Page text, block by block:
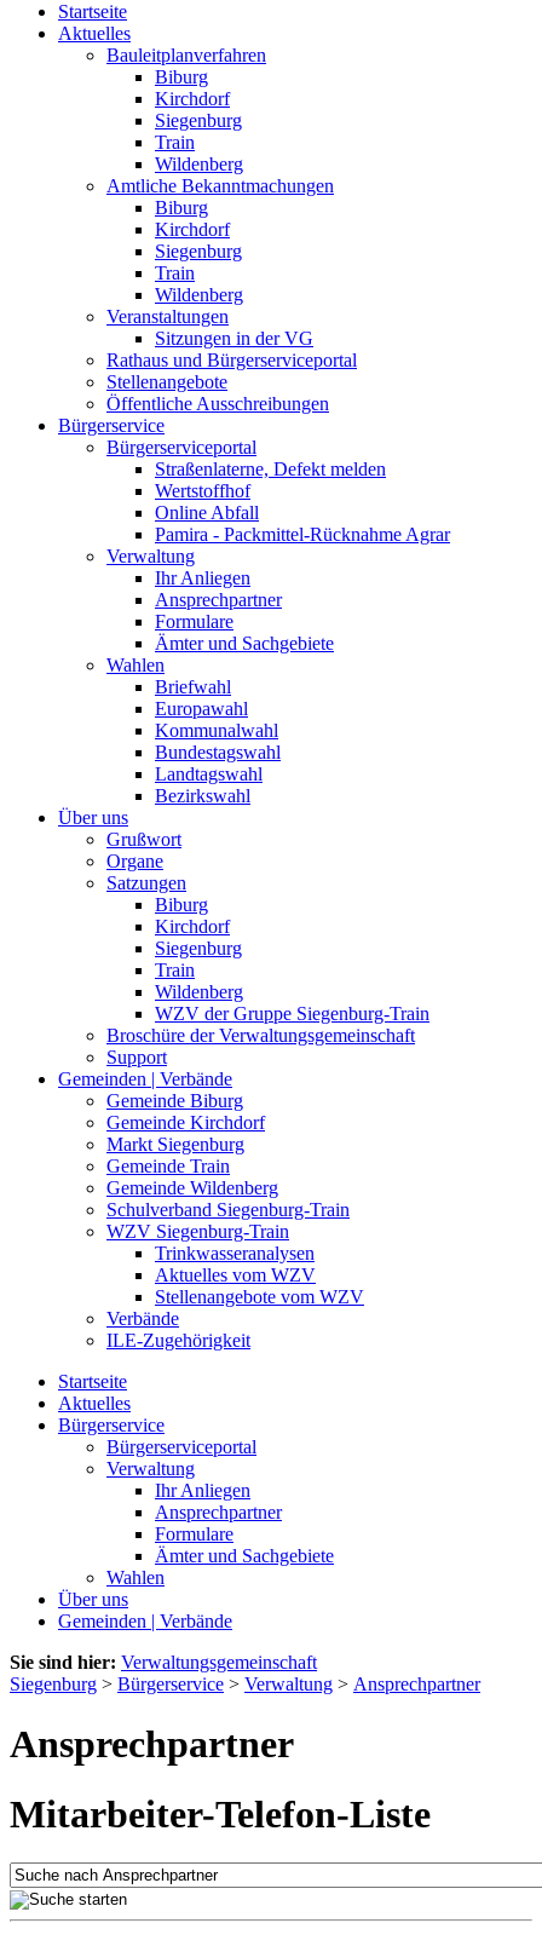
Startseite
Aktuelles
Bauleitplanverfahren
Biburg
Kirchdorf
Siegenburg
Train
Wildenberg
Amtliche Bekanntmachungen
Biburg
Kirchdorf
Siegenburg
Train
Wildenberg
Veranstaltungen
Sitzungen in der VG
Rathaus und Bürgerserviceportal
Stellenangebote
Öffentliche Ausschreibungen
Bürgerservice
Bürgerserviceportal
Straßenlaterne, Defekt melden
Wertstoffhof
Online Abfall
Pamira - Packmittel-Rücknahme Agrar
Verwaltung
Ihr Anliegen
Ansprechpartner
Formulare
Ämter und Sachgebiete
Wahlen
Briefwahl
Europawahl
Kommunalwahl
Bundestagswahl
Landtagswahl
Bezirkswahl
Über uns
Grußwort
Organe
Satzungen
Biburg
Kirchdorf
Siegenburg
Train
Wildenberg
WZV der Gruppe Siegenburg-Train
Broschüre der Verwaltungsgemeinschaft
Support
Gemeinden | Verbände
Gemeinde Biburg
Gemeinde Kirchdorf
Markt Siegenburg
Gemeinde Train
Gemeinde Wildenberg
Schulverband Siegenburg-Train
WZV Siegenburg-Train
Trinkwasseranalysen
Aktuelles vom WZV
Stellenangebote vom WZV
Verbände
ILE-Zugehörigkeit
Startseite
Aktuelles
Bürgerservice
Bürgerserviceportal
Verwaltung
Ihr Anliegen
Ansprechpartner
Formulare
Ämter und Sachgebiete
Wahlen
Über uns
Gemeinden | Verbände
Sie sind hier: Verwaltungsgemeinschaft
Siegenburg > Bürgerservice > Verwaltung > Ansprechpartner
Ansprechpartner
Mitarbeiter-Telefon-Liste